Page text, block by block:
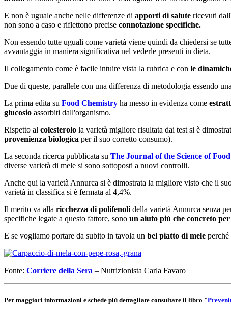
E non è uguale anche nelle differenze di apporti di salute ricevuti
non sono a caso e riflettono precise connotazione specifiche.
Non essendo tutte uguali come varietà viene quindi da chiedersi se
avvantaggia in maniera significativa nel vederle presenti in dieta.
Il collegamento come è facile intuire vista la rubrica e con le
Due di queste, parallele con una differenza di metodologia essendo
La prima edita su Food Chemistry ha messo in evidenza come
glucosio assorbiti dall'organismo.
Rispetto al colesterolo la varietà migliore risultata dai test si è
provenienza biologica per il suo corretto consumo).
La seconda ricerca pubblicata su The Journal of the Science of
diverse varietà di mele si sono sottoposti a nuovi controlli.
Anche qui la varietà Annurca si è dimostrata la migliore visto che il
varietà in classifica si è fermata al 4,4%.
Il merito va alla ricchezza di polifenolidella varietà Annurca senza
specifiche legate a questo fattore, sono un aiuto più che concreto
E se vogliamo portare da subito in tavola un bel piatto di mele perché
Fonte: Corriere della Sera – Nutrizionista Carla Favaro
Per maggiori informazioni e schede più dettagliate consultare il libro "